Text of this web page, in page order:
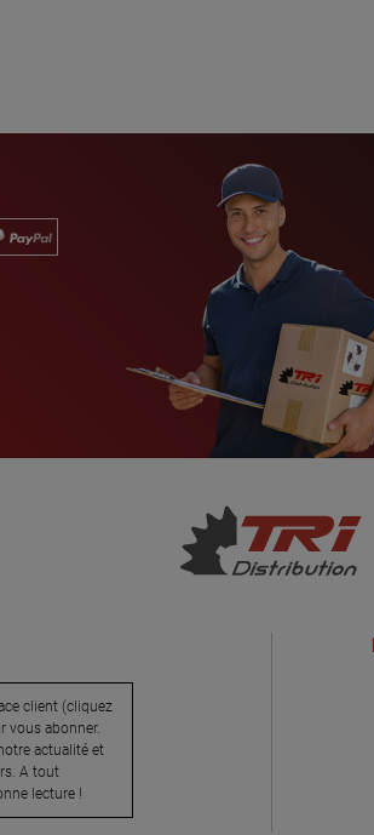
client (cliquez
vous abonner.
actualité et
A tout
lecture !